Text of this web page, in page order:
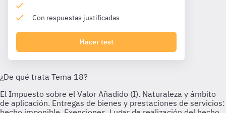
Con respuestas justificadas
Hacer test